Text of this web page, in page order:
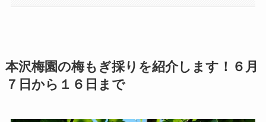
本沢梅園の梅もぎ採りを紹介します！６月
７日から１６日まで